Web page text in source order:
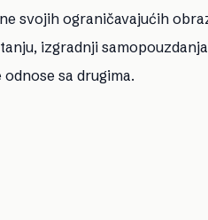
svojih ograničavajućih
izgradnji
sa drugima.